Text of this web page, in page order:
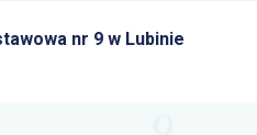
nr 9 w Lubinie